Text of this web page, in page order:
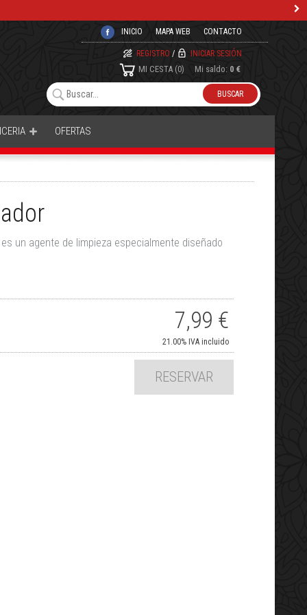
REGISTRO / INICIAR SESIÓN
MI CESTA 0 Mi saldo: 0 €
INICIO MAPA WEB CONTACTO
OFERTAS
un agente de limpieza especialmente diseñado
7,99 €
21.00% IVA incluido
RESERVAR